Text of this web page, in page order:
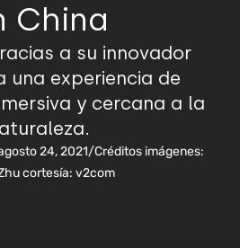
China
a su innovador
una experiencia de
y cercana a la
24, 2021/Créditos imágenes:
cortesía: v2com